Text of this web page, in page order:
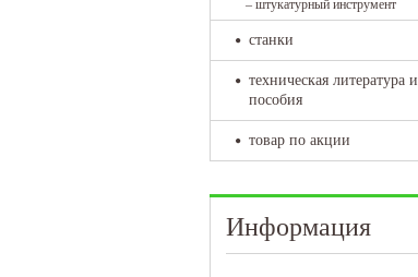
– штукатурный инструмент
станки
техническая литература и
пособия
товар по акции
Информация